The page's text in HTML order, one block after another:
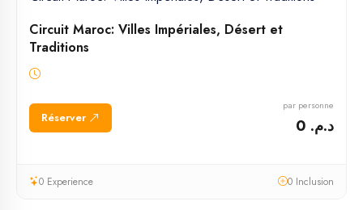
Circuit Maroc: Villes Impériales, Désert et
Traditions
Réserver
par personne
د.م. 0
0 Experience 0 Inclusion